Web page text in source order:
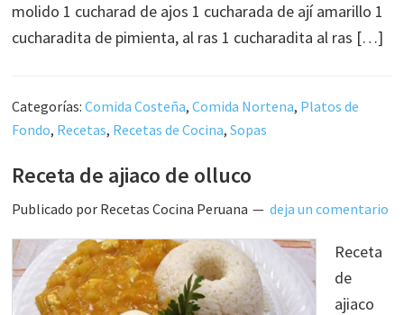
molido 1 cucharad de ajos 1 cucharada de ají amarillo 1
cucharadita de pimienta, al ras 1 cucharadita al ras […]
Categorías:Comida Costeña,Comida Nortena, Platos de
Fondo, Recetas, Recetas de Cocina,Sopas
Receta de ajiaco de olluco
Publicado por Recetas Cocina Peruana deja un comentario
Receta
de
ajiaco